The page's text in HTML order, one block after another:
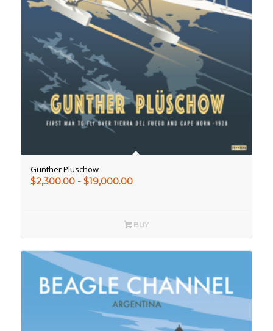
Gunther Plüschow
$2,300.00 - $19,000.00Rango
desde
hasta
BUY